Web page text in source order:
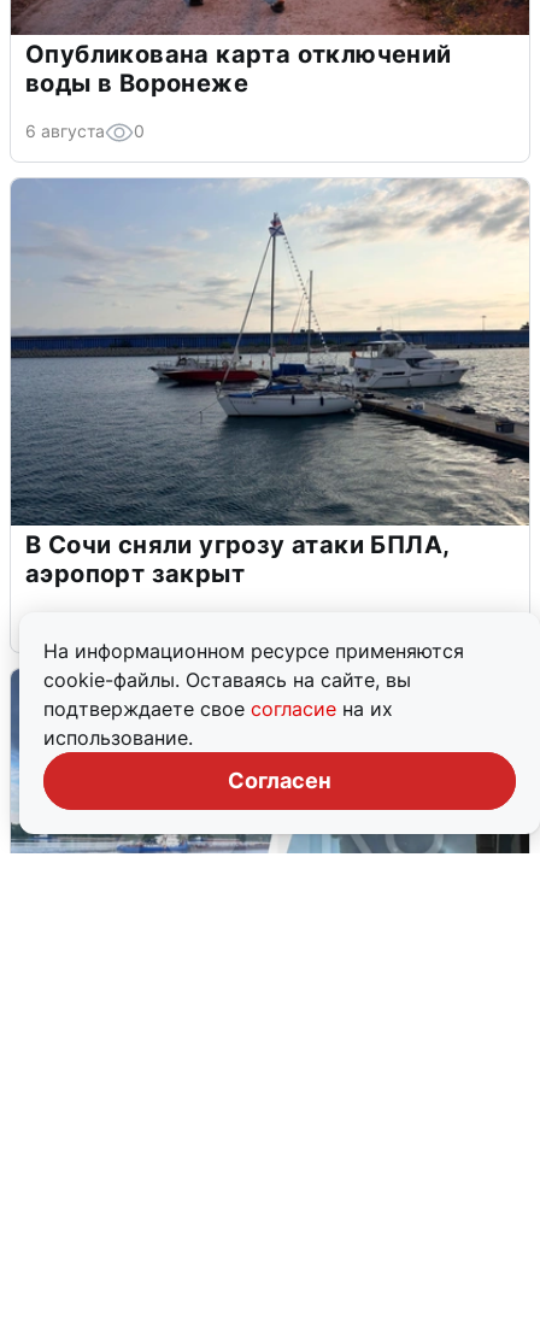
На информационном ресурсе применяются
cookie-файлы. Оставаясь на сайте, вы
подтверждаете свое согласие на их
использование.
Согласен
Опубликована карта отключений
воды в Воронеже
6 августа 0
В Сочи сняли угрозу атаки БПЛА,
аэропорт закрыт